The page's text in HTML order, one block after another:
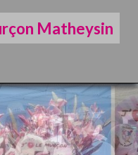
Matheysin